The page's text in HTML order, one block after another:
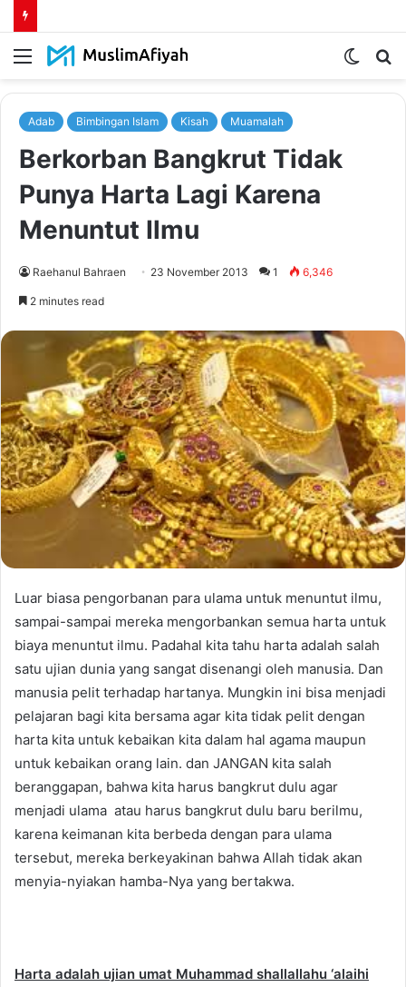
Menu
Switch
Adab Bimbingan Islam Kisah Muamalah
Berkorban Bangkrut Tidak
Punya Harta Lagi Karena
Menuntut Ilmu
Raehanul Bahraen 23 November 2013 1 6,346
2 minutes read
Luar biasa pengorbanan para ulama untuk menuntut ilmu,
sampai-sampai mereka mengorbankan semua harta untuk
biaya menuntut ilmu. Padahal kita tahu harta adalah salah
satu ujian dunia yang sangat disenangi oleh manusia. Dan
manusia pelit terhadap hartanya. Mungkin ini bisa menjadi
pelajaran bagi kita bersama agar kita tidak pelit dengan
harta kita untuk kebaikan kita dalam hal agama maupun
untuk kebaikan orang lain. dan JANGAN kita salah
beranggapan, bahwa kita harus bangkrut dulu agar
menjadi ulama atau harus bangkrut dulu baru berilmu,
karena keimanan kita berbeda dengan para ulama
tersebut, mereka berkeyakinan bahwa Allah tidak akan
menyia-nyiakan hamba-Nya yang bertakwa.
Harta adalah ujian umat Muhammad shallallahu ‘alaihi